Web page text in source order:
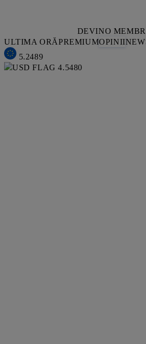
DEVINO
ULTIMA ORĂPREMIUMOPINII
5.2489
4.5480